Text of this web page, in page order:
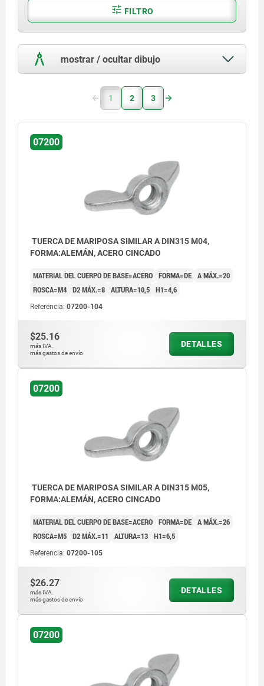
FILTRO
mostrar / ocultar dibujo
DE = forma alemana similar a DIN 315
AM = forma americana
1 2 3
07200
TUERCA DE MARIPOSA SIMILAR A DIN315 M04,
FORMA:ALEMÁN, ACERO CINCADO
MATERIAL DEL CUERPO DE BASE=ACERO FORMA=DE A MÁX.=20
ROSCA=M4 D2 MÁX.=8 ALTURA=10,5 H1=4,6
Referencia: 07200-104
$25.16
más IVA.
más gastos de envío
DETALLES
07200
TUERCA DE MARIPOSA SIMILAR A DIN315 M05,
FORMA:ALEMÁN, ACERO CINCADO
MATERIAL DEL CUERPO DE BASE=ACERO FORMA=DE A MÁX.=26
ROSCA=M5 D2 MÁX.=11 ALTURA=13 H1=6,5
Referencia: 07200-105
$26.27
más IVA.
más gastos de envío
DETALLES
07200